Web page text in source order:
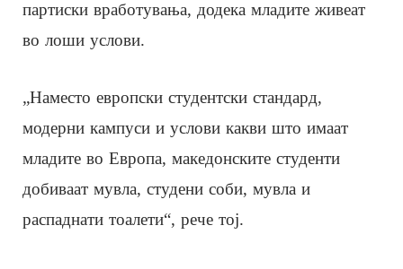
партиски вработувања, додека младите живеат
во лоши услови.
„Наместо европски студентски стандард,
модерни кампуси и услови какви што имаат
младите во Европа, македонските студенти
добиваат мувла, студени соби, мувла и
распаднати тоалети“, рече тој.